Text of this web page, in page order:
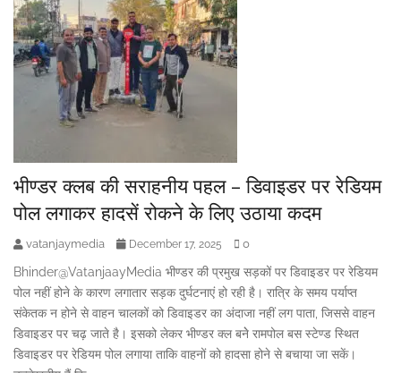
भीण्डर क्लब की सराहनीय पहल – डिवाइडर पर रेडियम
पोल लगाकर हादसें रोकने के लिए उठाया कदम
vatanjaymedia December 17, 2025 0
Bhinder@VatanjaayMedia भीण्डर की प्रमुख सड़कों पर डिवाइडर पर रेडियम
पोल नहीं होने के कारण लगातार सड़क दुर्घटनाएं हो रही है। रात्रि के समय पर्याप्त
संकेतक न होने से वाहन चालकों को डिवाइडर का अंदाजा नहीं लग पाता, जिससे वाहन
डिवाइडर पर चढ़ जाते है। इसको लेकर भीण्डर क्ल बनेे रामपोल बस स्टेण्ड स्थित
डिवाइडर पर रेडियम पोल लगाया ताकि वाहनों को हादसा होने से बचाया जा सकें।